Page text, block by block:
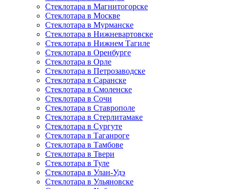
Стеклотара в Магнитогорске
Стеклотара в Москве
Стеклотара в Мурманске
Стеклотара в Нижневартовске
Стеклотара в Нижнем Тагиле
Стеклотара в Оренбурге
Стеклотара в Орле
Стеклотара в Петрозаводске
Стеклотара в Саранске
Стеклотара в Смоленске
Стеклотара в Сочи
Стеклотара в Ставрополе
Стеклотара в Стерлитамаке
Стеклотара в Сургуте
Стеклотара в Таганроге
Стеклотара в Тамбове
Стеклотара в Твери
Стеклотара в Туле
Стеклотара в Улан-Удэ
Стеклотара в Ульяновске